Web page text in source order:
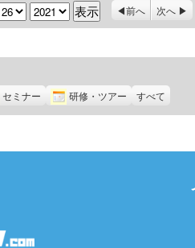
日 年 前へ 次へ
セミナー 研修・ツアー すべて